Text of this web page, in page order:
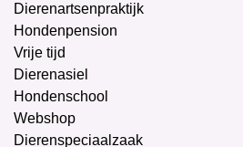
Dierenartsenpraktijk
Hondenpension
Vrije tijd
Dierenasiel
Hondenschool
Webshop
Dierenspeciaalzaak